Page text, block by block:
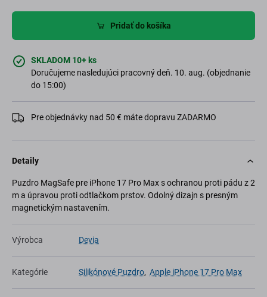
Pridať do košíka
SKLADOM 10+ ks
Doručujeme nasledujúci pracovný deň. 10. aug. (objednanie
do 15:00)
Pre objednávky nad 50 € máte dopravu ZADARMO
Detaily
Puzdro MagSafe pre iPhone 17 Pro Max s ochranou proti pádu z 2
m a úpravou proti odtlačkom prstov. Odolný dizajn s presným
magnetickým nastavením.
Výrobca Devia
Kategórie Silikónové Puzdro, Apple iPhone 17 Pro Max